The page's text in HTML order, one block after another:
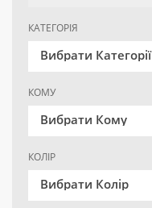
КАТЕГОРІЯ
Вибрати Категорії
КОМУ
Вибрати Кому
КОЛІР
Вибрати Колір